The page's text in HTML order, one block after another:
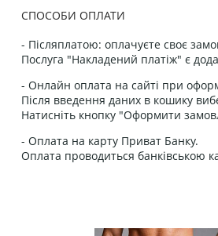
СПОСОБИ ОПЛАТИ
- Післяплатою: оплачуєте своє
Послуга "Накладений платіж" є
- Онлайн оплата на сайті при
Після введення даних в кошику
Натисніть кнопку "Оформити
- Оплата на карту Приват Банку.
Оплата проводиться банківською